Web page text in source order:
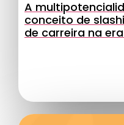
A
conceito de
de carreira na